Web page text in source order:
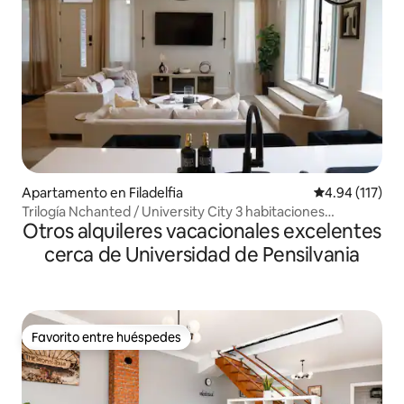
Apartamento en Filadelfia Calificación
4.94 (117)
Trilogía Nchanted / University City 3 habitaciones
3.5 baños / Patio + azotea
Otros alquileres vacacionales excelentes
cerca de Universidad de Pensilvania
Favorito entre huéspedes
Favorito entre huéspedes